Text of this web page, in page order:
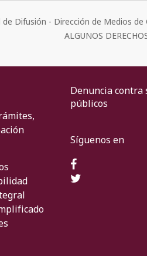
Difusión - Dirección de Medios de
ALGUNOS
Denuncia contra
públicos
Síguenos en